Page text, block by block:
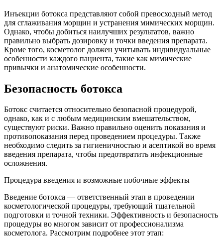
Инъекции ботокса представляют собой превосходный метод
для сглаживания морщин и устранения мимических морщин.
Однако, чтобы добиться наилучших результатов, важно
правильно выбрать дозировку и точки введения препарата.
Кроме того, косметолог должен учитывать индивидуальные
особенности каждого пациента, такие как мимические
привычки и анатомические особенности.
Безопасность ботокса
Ботокс считается относительно безопасной процедурой,
однако, как и с любым медицинским вмешательством,
существуют риски. Важно правильно оценить показания и
противопоказания перед проведением процедуры. Также
необходимо следить за гигиеничностью и асептикой во время
введения препарата, чтобы предотвратить инфекционные
осложнения.
Процедура введения и возможные побочные эффекты
Введение ботокса — ответственный этап в проведении
косметологической процедуры, требующий тщательной
подготовки и точной техники. Эффективность и безопасность
процедуры во многом зависит от профессионализма
косметолога. Рассмотрим подробнее этот этап: